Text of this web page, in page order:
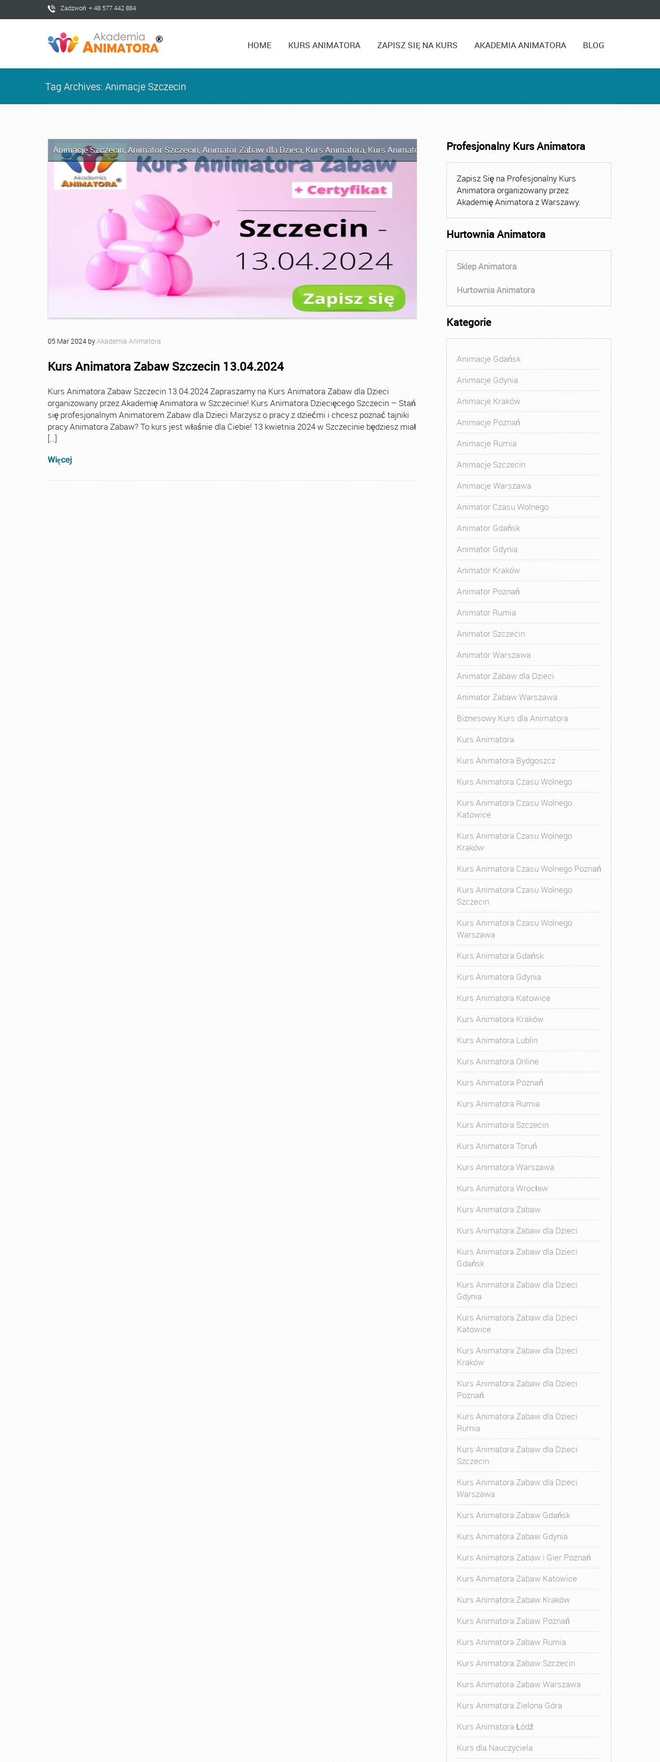
Zadzwoń + 48 577 442 884
HOME KURS ANIMATORA ZAPISZ SIĘ NA KURS AKADEMIA ANIMATORA BLOG
Tag Archives: Animacje Szczecin
Animacje Szczecin,Animator Szczecin,Animator Zabaw dla Dzieci, Kurs Animatora, Kurs Animatora Czasu Wolnego,Kurs Animatora Czasu Wolnego Szczecin
05 Mar2024 byAkademia Animatora
Kurs Animatora Zabaw Szczecin 13.04.2024
Kurs Animatora Zabaw Szczecin 13.04.2024 Zapraszamy na Kurs Animatora Zabaw dla Dzieci
organizowany przez Akademię Animatora w Szczecinie! Kurs Animatora Dziecięcego Szczecin – Stań
się profesjonalnym Animatorem Zabaw dla Dzieci Marzysz o pracy z dziećmi i chcesz poznać tajniki
pracy Animatora Zabaw? To kurs jest właśnie dla Ciebie! 13 kwietnia 2024 w Szczecinie będziesz miał
[…]
Więcej
Profesjonalny Kurs Animatora
Zapisz Się na Profesjonalny Kurs
Animatora organizowany przez
Akademię Animatora z Warszawy.
Hurtownia Animatora
Sklep Animatora
Hurtownia Animatora
Kategorie
Animacje Gdańsk
Animacje Gdynia
Animacje Kraków
Animacje Poznań
Animacje Rumia
Animacje Szczecin
Animacje Warszawa
Animator Czasu Wolnego
Animator Gdańsk
Animator Gdynia
Animator Kraków
Animator Poznań
Animator Rumia
Animator Szczecin
Animator Warszawa
Animator Zabaw dla Dzieci
Animator Zabaw Warszawa
Biznesowy Kurs dla Animatora
Kurs Animatora
Kurs Animatora Bydgoszcz
Kurs Animatora Czasu Wolnego
Kurs Animatora Czasu Wolnego
Katowice
Kurs Animatora Czasu Wolnego
Kraków
Kurs Animatora Czasu Wolnego Poznań
Kurs Animatora Czasu Wolnego
Szczecin
Kurs Animatora Czasu Wolnego
Warszawa
Kurs Animatora Gdańsk
Kurs Animatora Gdynia
Kurs Animatora Katowice
Kurs Animatora Kraków
Kurs Animatora Lublin
Kurs Animatora Online
Kurs Animatora Poznań
Kurs Animatora Rumia
Kurs Animatora Szczecin
Kurs Animatora Toruń
Kurs Animatora Warszawa
Kurs Animatora Wrocław
Kurs Animatora Zabaw
Kurs Animatora Zabaw dla Dzieci
Kurs Animatora Zabaw dla Dzieci
Gdańsk
Kurs Animatora Zabaw dla Dzieci
Gdynia
Kurs Animatora Zabaw dla Dzieci
Katowice
Kurs Animatora Zabaw dla Dzieci
Kraków
Kurs Animatora Zabaw dla Dzieci
Poznań
Kurs Animatora Zabaw dla Dzieci
Rumia
Kurs Animatora Zabaw dla Dzieci
Szczecin
Kurs Animatora Zabaw dla Dzieci
Warszawa
Kurs Animatora Zabaw Gdańsk
Kurs Animatora Zabaw Gdynia
Kurs Animatora Zabaw i Gier Poznań
Kurs Animatora Zabaw Katowice
Kurs Animatora Zabaw Kraków
Kurs Animatora Zabaw Poznań
Kurs Animatora Zabaw Rumia
Kurs Animatora Zabaw Szczecin
Kurs Animatora Zabaw Warszawa
Kurs Animatora Zielona Góra
Kurs Animatora Łódź
Kurs dla Nauczyciela